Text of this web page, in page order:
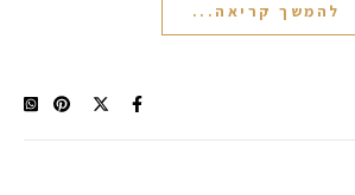
להמשך קריאה...